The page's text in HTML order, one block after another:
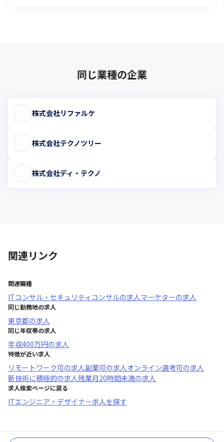
同じ業種の企業
株式会社リファルケ
株式会社テクノツリー
株式会社ディ・テクノ
関連リンク
関連職種
ITコンサル・セキュリティコンサルの求人マーケターの求人
同じ勤務地の求人
東京都の求人
同じ年収帯の求人
年収400万円の求人
特徴が近い求人
リモートワーク可の求人副業可の求人オンライン選考可の求人
新技術に積極的の求人残業月20時間未満の求人
求人検索ページに戻る
ITエンジニア・デザイナー求人を探す